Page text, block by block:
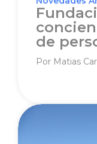
de
Por Matias